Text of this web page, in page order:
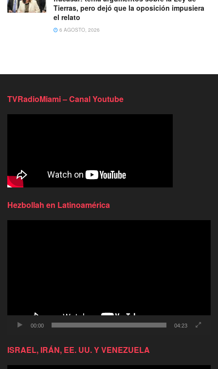
Tierras, pero dejó que la oposición impusiera
el relato
6 AGOSTO, 2026
TVRadioMiami – Canal Youtube
Hezbollah en Latinoamérica
00:00 04:23
ISRAEL, IRÁN, EE. UU. Y VENEZUELA